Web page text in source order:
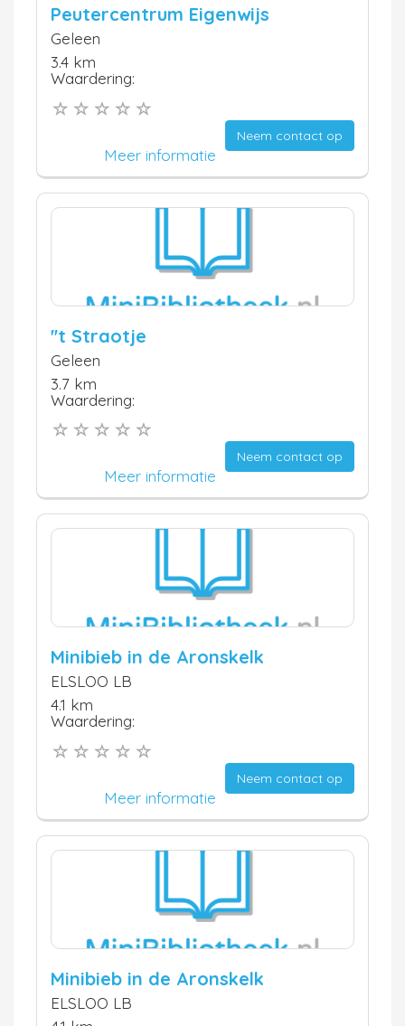
Peutercentrum Eigenwijs
Geleen
3.4 km
Waardering:
Neem contact op
Meer informatie
''t Straotje
Geleen
3.7 km
Waardering:
Neem contact op
Meer informatie
Minibieb in de Aronskelk
ELSLOO LB
4.1 km
Waardering:
Neem contact op
Meer informatie
Minibieb in de Aronskelk
ELSLOO LB